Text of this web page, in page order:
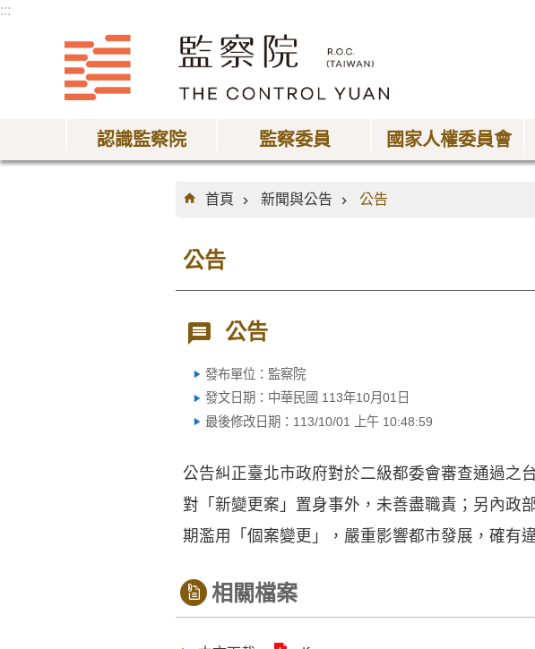
:::
認識監察院 監察委員 國家人權委員會
:::
首頁
新聞與公告 公告
公告
公告
發布單位：監察院
發文日期：中華民國 113年10月01日
最後修改日期：113/10/01 上午 10:48:59
公告糾正臺北市政府對於二級都委會審查通過之
對「新變更案」置身事外，未善盡職責；另內政
期濫用「個案變更」，嚴重影響都市發展，確有
相關檔案